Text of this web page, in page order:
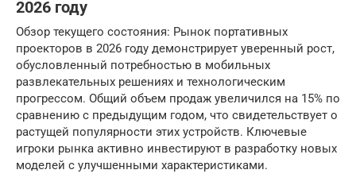
2026 году
Обзор текущего состояния: Рынок портативных
проекторов в 2026 году демонстрирует уверенный рост,
обусловленный потребностью в мобильных
развлекательных решениях и технологическим
прогрессом. Общий объем продаж увеличился на 15% по
сравнению с предыдущим годом, что свидетельствует о
растущей популярности этих устройств. Ключевые
игроки рынка активно инвестируют в разработку новых
моделей с улучшенными характеристиками.